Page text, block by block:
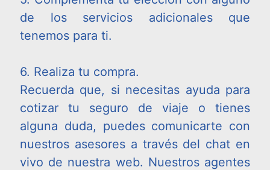
de los servicios adicionales que
tenemos para ti.
6. Realiza tu compra.
Recuerda que, si necesitas ayuda para
cotizar tu seguro de viaje o tienes
alguna duda, puedes comunicarte con
nuestros asesores a través del chat en
vivo de nuestra web. Nuestros agentes